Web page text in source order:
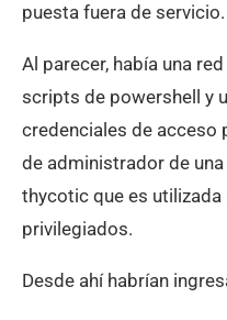
puesta fuera de servicio.
Al parecer, había una
scripts de powershell y
credenciales de acceso
de administrador de
thycotic que es
privilegiados.
Desde ahí habrían